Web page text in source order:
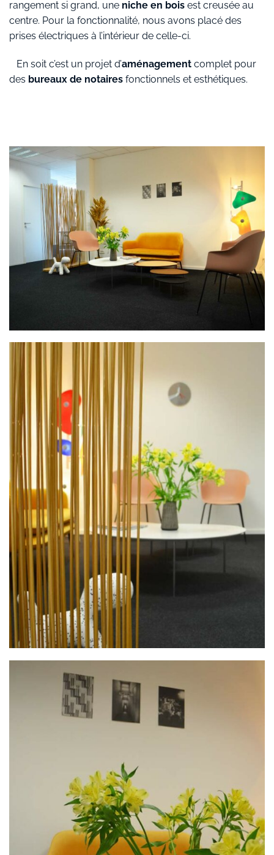
rangement si grand, une niche en boisest creusée au
centre. Pour la fonctionnalité, nous avons placé des
prises électriques à l’intérieur de celle-ci.
En soit c’est un projet d’aménagementcomplet pour
des bureaux de notairesfonctionnels et esthétiques.